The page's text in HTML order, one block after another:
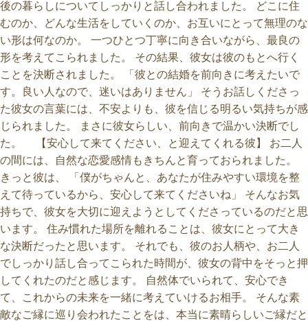
後の暮らしについてしっかりと話し合われました。 どこに住
むのか、どんな生活をしていくのか、お互いにとって無理のな
い形は何なのか。 一つひとつ丁寧に向き合いながら、最良の
形を考えてこられました。 その結果、彼女は彼のもとへ行く
ことを決断されました。 「彼との結婚を前向きに考えたいで
す。良い人なので、迷いはありません」 そうお話しくださっ
た彼女の言葉には、不安よりも、彼を信じる明るい気持ちが感
じられました。 まさに彼女らしい、前向きで温かい決断でし
た。 【安心して来てください、と迎えてくれる彼】 お二人
の間には、自然な恋愛感情もきちんと育っておられました。
きっと彼は、 「僕がちゃんと、あなたが住みやすい環境を整
えて待っているから、安心して来てくださいね」 そんなお気
持ちで、彼女を大切に迎えようとしてくださっているのだと思
います。 住み慣れた場所を離れることは、彼女にとって大き
な決断だったと思います。 それでも、彼のお人柄や、お二人
でしっかり話し合ってこられた時間が、彼女の背中をそっと押
してくれたのだと感じます。 自然体でいられて、安心でき
て、これからの未来を一緒に考えていけるお相手。 そんな素
敵なご縁に巡り会われたことをは、本当に素晴らしいご縁だと